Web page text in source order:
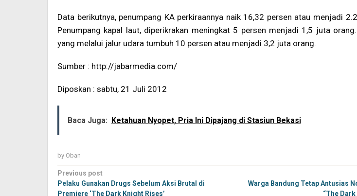
Data berikutnya, penumpang KA perkiraannya naik 16,32 persen atau menjadi
Penumpang kapal laut, diperikrakan meningkat 5 persen menjadi 1,5 juta
yang melalui jalur udara tumbuh 10 persen atau menjadi 3,2 juta orang.
Sumber : http://jabarmedia.com/
Diposkan : sabtu, 21 Juli 2012
Baca Juga: Ketahuan Nyopet, Pria Ini Dipajang di Stasiun Bekasi
by Oban
Post
navigation
Previous post
Pelaku Gunakan Drugs Sebelum Aksi Brutal di
Premiere ‘The Dark Knight Rises’
Warga Bandung Tetap Antusias
“The